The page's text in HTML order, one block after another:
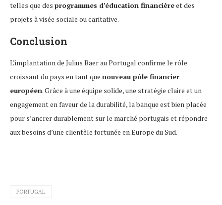
telles que des programmes d’éducation financièreet des
projets à visée sociale ou caritative.
Conclusion
L’implantation de Julius Baer au Portugal confirme le rôle
croissant du pays en tant que nouveau pôle financier
européen. Grâce à une équipe solide, une stratégie claire et un
engagement en faveur de la durabilité, la banque est bien placée
pour s’ancrer durablement sur le marché portugais et répondre
aux besoins d’une clientèle fortunée en Europe du Sud.
PORTUGAL